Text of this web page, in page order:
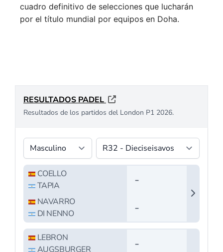
cuadro definitivo de selecciones que lucharán
por el título mundial por equipos en Doha.